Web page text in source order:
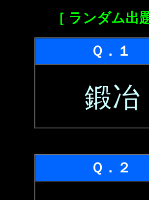
［ ランダム出
Ｑ．１
鍛冶
Ｑ．２